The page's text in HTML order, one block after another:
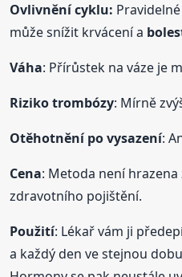
Ovlivnění cyklu:
může snížit krvácení a
Váha: Přírůstek na váze je
Riziko trombózy: Mírně
Otěhotnění po vysazení:
Cena: Metoda není
zdravotního pojištění.
Použití: Lékař vám ji
a každý den ve stejnou